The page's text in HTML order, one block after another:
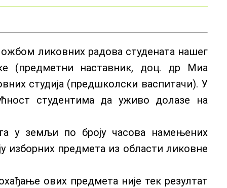
ликовних радова студената нашег
(предметни наставник, доц. др Миа
студија (предшколски васпитачи). У
студентима да уживо долазе на
у земљи по броју часова намењених
изборних предмета из области ликовне
ових предмета није тек резултат